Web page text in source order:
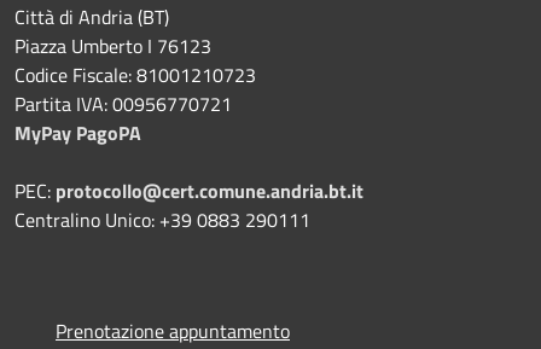
Città di Andria (BT)
Piazza Umberto I 76123
Codice Fiscale: 81001210723
Partita IVA: 00956770721
MyPay PagoPA
PEC: protocollo@cert.comune.andria.bt.it
Centralino Unico: +39 0883 290111
Prenotazione appuntamento